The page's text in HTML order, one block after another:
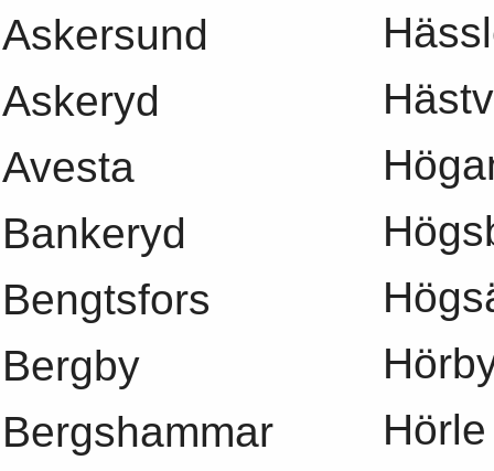
Askersund
Askeryd
Avesta
Bankeryd
Bengtsfors
Bergby
Bergshammar
Hörle